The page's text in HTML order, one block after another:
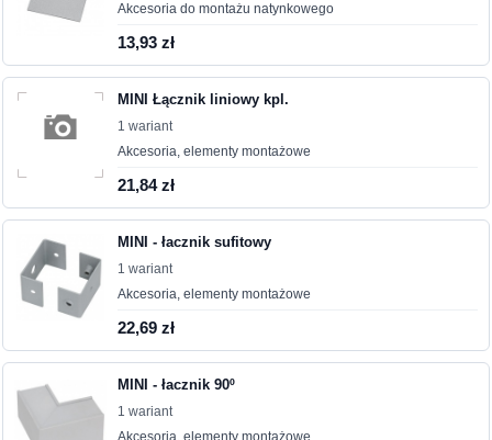
Akcesoria do montażu natynkowego
13,93 zł
MINI Łącznik liniowy kpl.
1 wariant
Akcesoria, elementy montażowe
21,84 zł
MINI - łacznik sufitowy
1 wariant
Akcesoria, elementy montażowe
22,69 zł
MINI - łacznik 90º
1 wariant
Akcesoria, elementy montażowe